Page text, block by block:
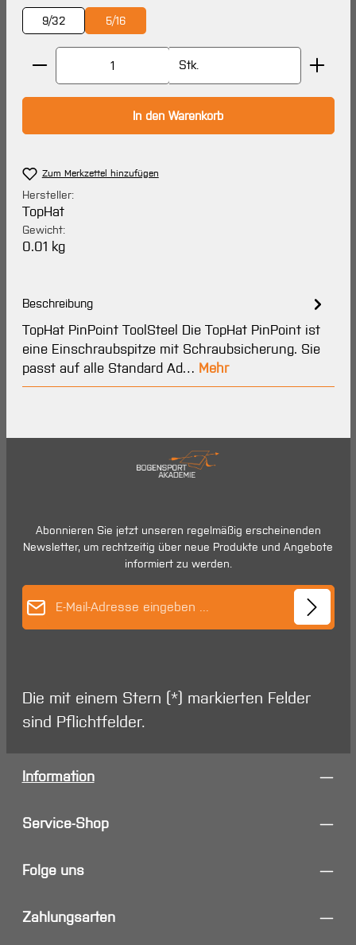
9/32 5/16
Produkt Anzahl: Gib den gewünschten Wert ein
Stk.
In den Warenkorb
Zum Merkzettel hinzufügen
Hersteller:
TopHat
Gewicht:
0.01 kg
Beschreibung
TopHat PinPoint ToolSteel Die TopHat PinPoint ist
eine Einschraubspitze mit Schraubsicherung. Sie
passt auf alle Standard Ad… Mehr
Abonnieren Sie jetzt unseren regelmäßig erscheinenden
Newsletter, um rechtzeitig über neue Produkte und Angebote
informiert zu werden.
Die mit einem Stern (*) markierten Felder
sind Pflichtfelder.
Information
Service-Shop
Folge uns
Zahlungsarten